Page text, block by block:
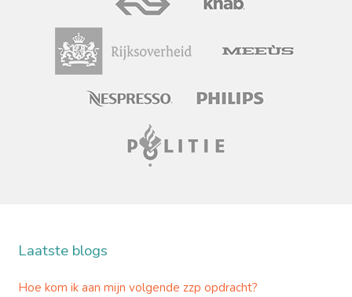
Laatste blogs
Hoe kom ik aan mijn volgende zzp opdracht?